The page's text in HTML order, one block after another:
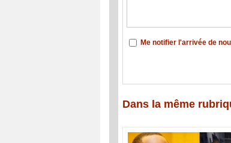
Me notifier l'arrivée de
Dans la même